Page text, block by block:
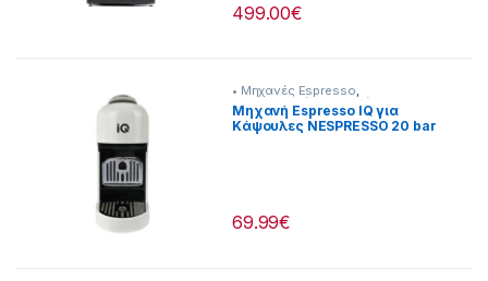
499.00€
• Μηχανές Espresso,
Προετοιμασία Πρωινού
Μηχανή Espresso IQ για
Κάψουλες NESPRESSO 20 bar
69.99€